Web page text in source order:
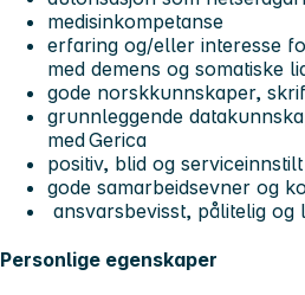
medisinkompetanse
erfaring og/eller interesse
med demens og somatiske
gode norskkunnskaper,
grunnleggende
med Gerica
positiv, blid og serviceinnstilt
gode samarbeidsevner og
ansvarsbevisst, pålitelig og
Personlige egenskaper